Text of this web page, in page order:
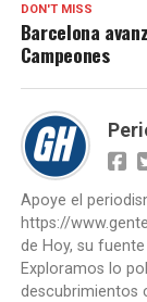
DON'T MISS
Barcelona
Campeones
Apoye el
https://
de Hoy, su
Exploramos lo
descubrimientos